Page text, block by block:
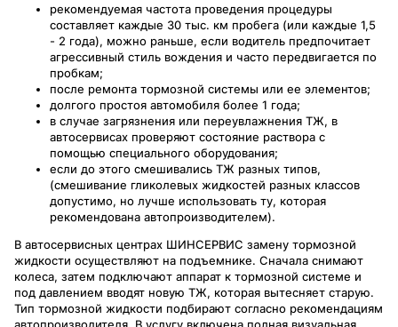
рекомендуемая частота проведения процедуры
составляет каждые 30 тыс. км пробега (или каждые 1,5
- 2 года), можно раньше, если водитель предпочитает
агрессивный стиль вождения и часто передвигается по
пробкам;
после ремонта тормозной системы или ее элементов;
долгого простоя автомобиля более 1 года;
в случае загрязнения или переувлажнения ТЖ, в
автосервисах проверяют состояние раствора с
помощью специального оборудования;
если до этого смешивались ТЖ разных типов,
(смешивание гликолевых жидкостей разных классов
допустимо, но лучше использовать ту, которая
рекомендована автопроизводителем).
В автосервисных центрах ШИНСЕРВИС замену тормозной
жидкости осуществляют на подъемнике. Сначала снимают
колеса, затем подключают аппарат к тормозной системе и
под давлением вводят новую ТЖ, которая вытесняет старую.
Тип тормозной жидкости подбирают согласно рекомендациям
автопроизводителя. В услугу включена полная визуальная